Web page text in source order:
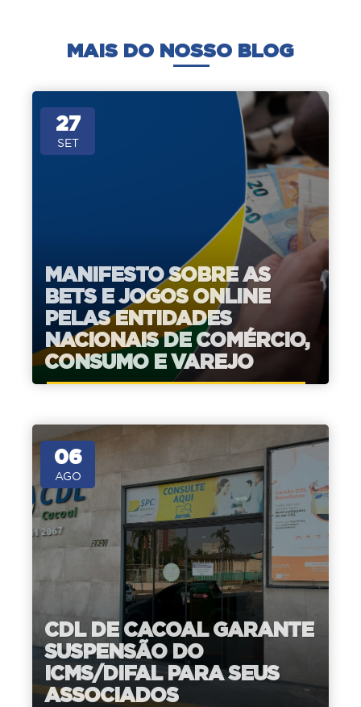
MAIS DO NOSSO BLOG
27
SET
MANIFESTO SOBRE AS
BETS E JOGOS ONLINE
PELAS ENTIDADES
NACIONAIS DE COMÉRCIO,
CONSUMO E VAREJO
06
AGO
CDL DE CACOAL GARANTE
SUSPENSÃO DO
ICMS/DIFAL PARA SEUS
ASSOCIADOS